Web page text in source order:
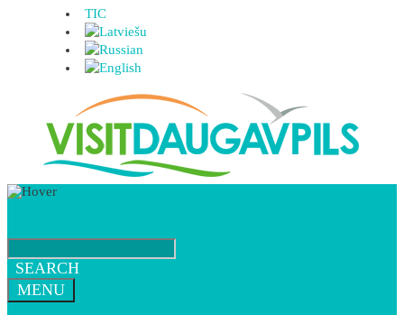
TIC
SEARCH
MENU